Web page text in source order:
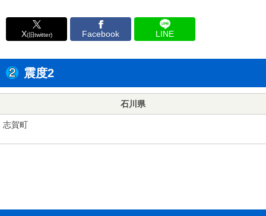
X(旧twitter) Facebook LINE
震度2
石川県
志賀町